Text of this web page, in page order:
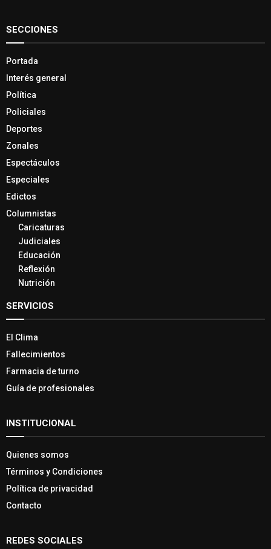
SECCIONES
Portada
Interés general
Política
Policiales
Deportes
Zonales
Espectáculos
Especiales
Edictos
Columnistas
Caricaturas
Judiciales
Educación
Reflexión
Nutrición
SERVICIOS
El Clima
Fallecimientos
Farmacia de turno
Guía de profesionales
INSTITUCIONAL
Quienes somos
Términos y Condiciones
Política de privacidad
Contacto
REDES SOCIALES